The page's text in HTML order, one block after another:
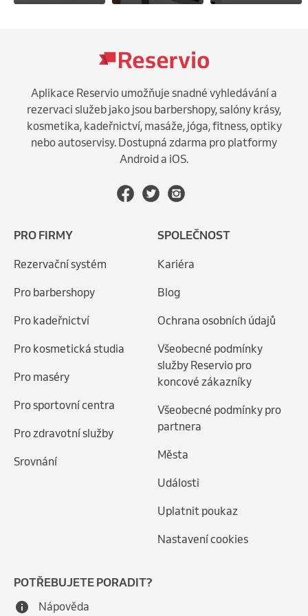
Více prostoru pro vaši ženskost, energii i příběh.
uvolnění, větší variabilitu stylingu a možnost
zachytit více podob vaší jedinečné krásy.
Ideální pro ženy, které chtějí prožít focení naplno a
Pro ženy, které chtějí rozkvést před objektivem i
BOHYNĚ
11 000 Kč
Nejintenzivnější a nejkomplexnější zážitkové focení.
Maximální péče, prostor, styling i kreativita pro ženy,
které chtějí oslavit svou sílu, krásu a autenticitu ve
velkém stylu.
Tento balíček je oslavou ženy v její plnosti.
Od jemnosti po sílu. Od elegance po divokost.
Pro ženy, které jsou připravené spatřit samu sebe v
Aplikace Reservio umožňuje snadné vyhledávání a
rezervaci služeb jako jsou barbershopy, salóny krásy,
kosmetika, kadeřnictví, masáže, jóga, fitness, optiky
nebo autoservisy. Dostupná zdarma pro platformy
Android a iOS.
PRO FIRMY
Rezervační systém
Pro barbershopy
Pro kadeřnictví
Pro kosmetická studia
Pro maséry
Pro sportovní centra
Pro zdravotní služby
Srovnání
SPOLEČNOST
Kariéra
Blog
Ochrana osobních údajů
Všeobecné podmínky
služby Reservio pro
koncové zákazníky
Všeobecné podmínky pro
partnera
Města
Události
Uplatnit poukaz
Nastavení cookies
POTŘEBUJETE PORADIT?
Nápověda